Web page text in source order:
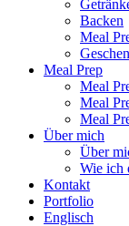
Backen
Meal
Meal Prep
Meal
Meal
Meal
Über mich
Über
Wie ich
Kontakt
Portfolio
Englisch